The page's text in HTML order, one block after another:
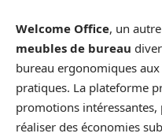
Welcome Office, un
meubles de bureau
bureau ergonomiques
pratiques. La plateforme
promotions
réaliser des économies